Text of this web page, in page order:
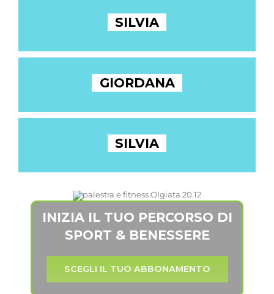
SILVIA
GIORDANA
SILVIA
INIZIA IL TUO PERCORSO DI
SPORT & BENESSERE
SCEGLI IL TUO ABBONAMENTO